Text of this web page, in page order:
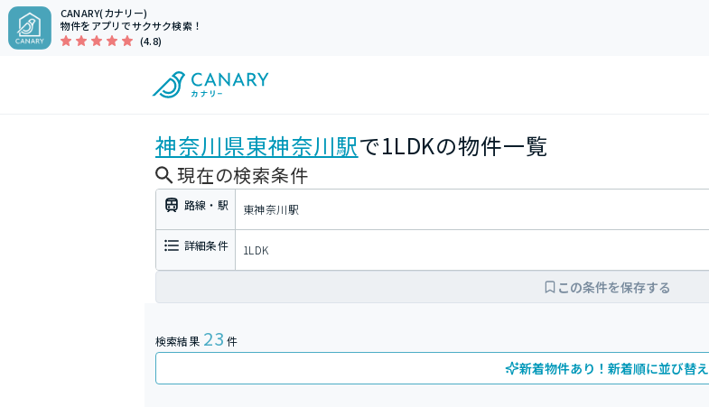
CANARY(カナリー)
物件をアプリでサクサク検索！
(4.8)
神奈川県東神奈川駅で1LDKの物件一覧
現在の検索条件
路線・駅 東神奈川駅
詳細条件 1LDK
この条件を保存する
検索結果 23 件
新着物件あり！新着順に並び替え